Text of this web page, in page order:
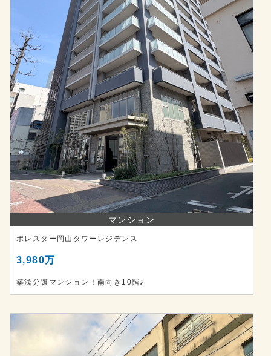
マンション
ポレスター岡山タワーレジデンス
3,980万
築浅分譲マンション！南向き10階♪